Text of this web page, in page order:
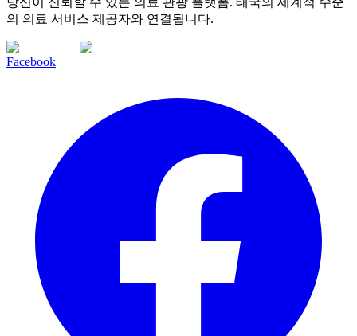
의 의료 서비스 제공자와 연결됩니다.
Facebook